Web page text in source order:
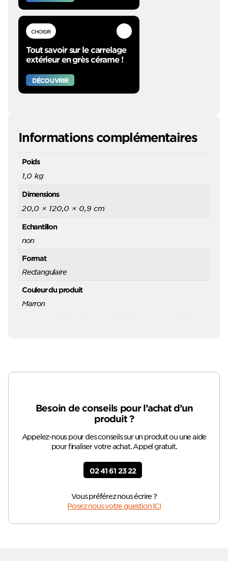
CHOISIR
Tout savoir sur le carrelage
extérieur en grès cérame !
DÉCOUVRIR
Informations complémentaires
Poids
1,0 kg
Dimensions
20,0 × 120,0 × 0,9 cm
Echantillon
non
Format
Rectangulaire
Couleur du produit
Marron
Besoin de conseils pour l’achat d’un
produit ?
Appelez-nous pour des conseils sur un produit ou une aide
pour finaliser votre achat. Appel gratuit.
02 41 61 23 22
Vous préférez nous écrire ?
Posez nous votre question ICI